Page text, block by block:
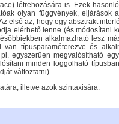
létrehozására is. Ezek
olyan függvények, eljárások
első az, hogy egy absztrakt
elérhető lenne (és módosítani
alkalmazható lesz
típusparaméterezve és
egyszerűen megvalósítható
minden loggolható
változtatni).
illetve azok szintaxisára: